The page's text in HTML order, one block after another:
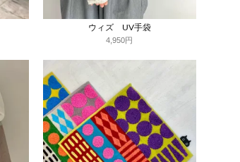
ウィズ UV手袋
4,950円